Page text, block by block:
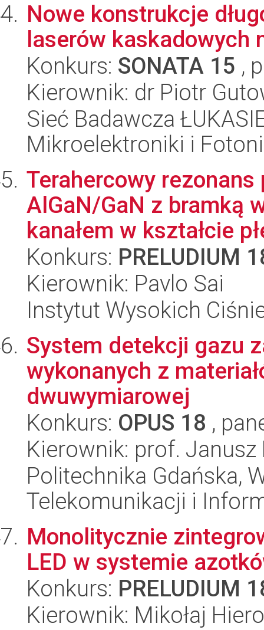
Nowe konstrukcje
laserów kaskadowych
Konkurs: SONATA 15 ,
Kierownik: dr Piotr
Sieć Badawcza
Mikroelektroniki i
Terahercowy
AlGaN/GaN z bramką
kanałem w kształcie
Konkurs: PRELUDIUM
Kierownik: Pavlo Sai
Instytut Wysokich
System detekcji gazu
wykonanych z
dwuwymiarowej
Konkurs: OPUS 18 ,
Kierownik: prof.
Politechnika Gdańska,
Telekomunikacji i
Monolitycznie
LED w systemie
Konkurs: PRELUDIUM
Kierownik: Mikołaj